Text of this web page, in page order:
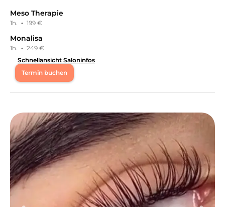
Meso Therapie
1h. · 199 €
Monalisa
1h. · 249 €
Schnellansicht Saloninfos
Termin buchen
Mo 09:00 - 18:00
Di 09:00 - 18:00
Mi 09:00 - 18:00
Do 09:00 - 18:00
Fr